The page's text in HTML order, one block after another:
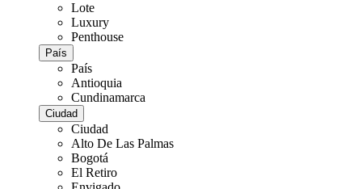
Lote
Luxury
Penthouse
País
País
Antioquia
Cundinamarca
Ciudad
Ciudad
Alto De Las Palmas
Bogotá
El Retiro